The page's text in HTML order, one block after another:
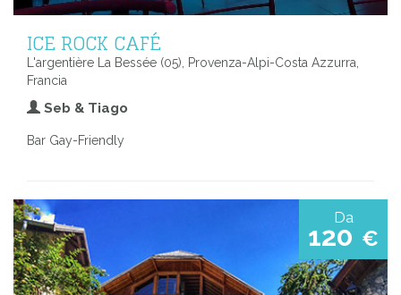
ICE ROCK CAFÉ
L'argentière La Bessée (05), Provenza-Alpi-Costa Azzurra,
Francia
Seb & Tiago
Bar Gay-Friendly
Da
120 €